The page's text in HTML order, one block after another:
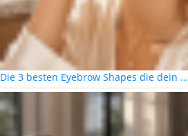
Die 3 besten Eyebrow Shapes die dein …